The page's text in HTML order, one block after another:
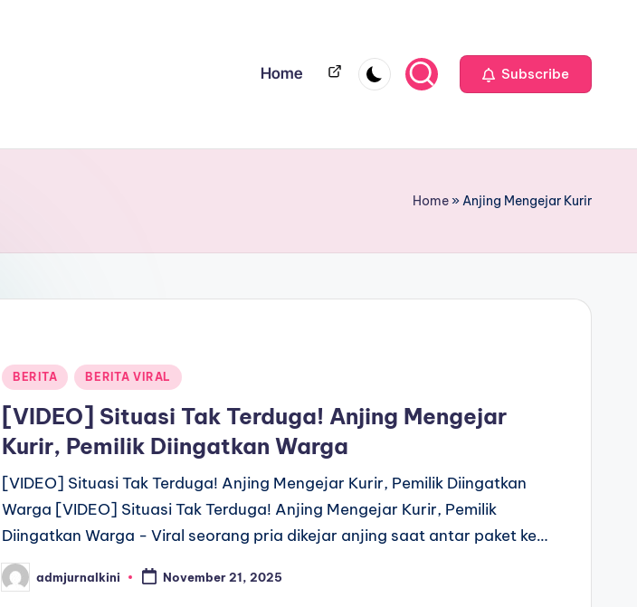
Home Home Subscribe
Home»Anjing Mengejar Kurir
Posted
BERITA BERITA VIRAL
[VIDEO] Situasi Tak Terduga! Anjing Mengejar
Kurir, Pemilik Diingatkan Warga
[VIDEO] Situasi Tak Terduga! Anjing Mengejar Kurir, Pemilik Diingatkan
Warga [VIDEO] Situasi Tak Terduga! Anjing Mengejar Kurir, Pemilik
Diingatkan Warga - Viral seorang pria dikejar anjing saat antar paket ke…
Posted
by
admjurnalkini November 21, 2025